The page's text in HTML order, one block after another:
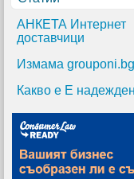
АНКЕТА Интернет
доставчици
Измама grouponi.bg
Какво е Е надежден